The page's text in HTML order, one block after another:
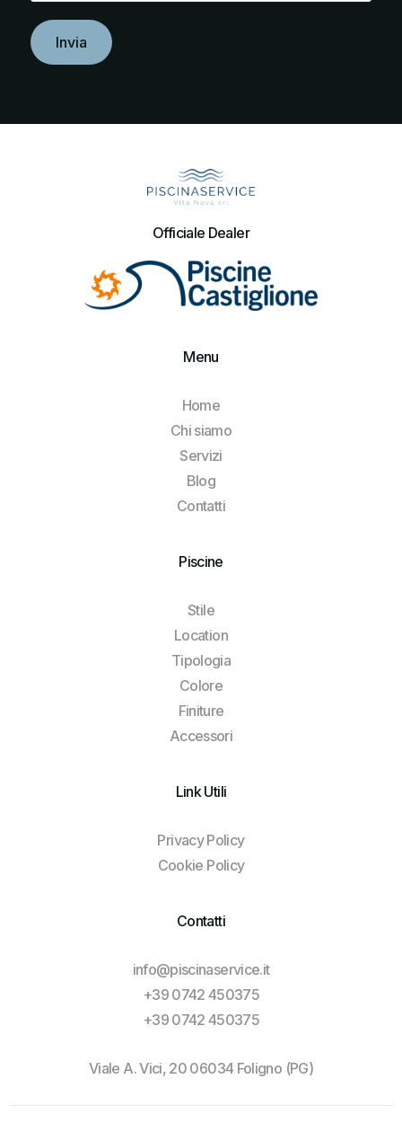
Officiale Dealer
Menu
Home
Chi siamo
Servizi
Blog
Contatti
Piscine
Stile
Location
Tipologia
Colore
Finiture
Accessori
Link Utili
Privacy Policy
Cookie Policy
Contatti
info@piscinaservice.it
+39 0742 450375
+39 0742 450375
Viale A. Vici, 20 06034 Foligno (PG)